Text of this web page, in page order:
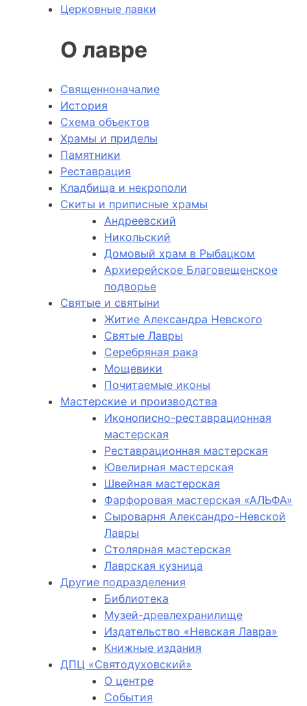
Церковные лавки
О лавре
Священноначалие
История
Схема объектов
Храмы и приделы
Памятники
Реставрация
Кладбища и некрополи
Скиты и приписные храмы
Андреевский
Никольский
Домовый храм в Рыбацком
Архиерейское Благовещенское
подворье
Святые и святыни
Житие Александра Невского
Святые Лавры
Серебряная рака
Мощевики
Почитаемые иконы
Мастерские и производства
Иконописно-реставрационная
мастерская
Реставрационная мастерская
Ювелирная мастерская
Швейная мастерская
Фарфоровая мастерская «АЛЬФА»
Сыроварня Александро-Невской
Лавры
Столярная мастерская
Лаврская кузница
Другие подразделения
Библиотека
Музей-древлехранилище
Издательство «Невская Лавра»
Книжные издания
ДПЦ «Святодуховский»
О центре
События